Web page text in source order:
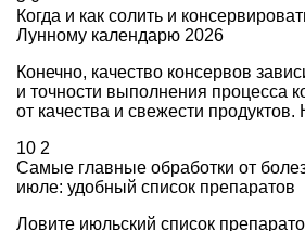
Когда и как солить и
Лунному календарю 2026
Конечно, качество консервов
и точности выполнения процесса
от качества и свежести
10 2
Самые главные обработки от
июле: удобный список препаратов
Ловите июльский список